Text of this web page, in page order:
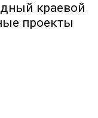
краевой
проекты